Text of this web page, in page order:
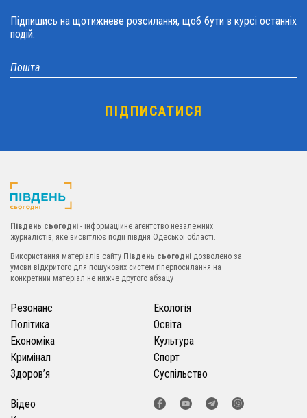
Підпишись на щотижневе розсилання, щоб бути в курсі останніх
подій.
Південь сьогодні - інформаційне агентство незалежних
журналістів, яке висвітлює події півдня Одеської області.
Використання матеріалів сайту Південь сьогодні дозволено за
умови відкритого для пошукових систем гіперпосилання на
конкретний матеріал не нижче другого абзацу
Резонанс
Політика
Економіка
Кримінал
Здоров’я
Екологія
Освіта
Культура
Спорт
Суспільство
Відео